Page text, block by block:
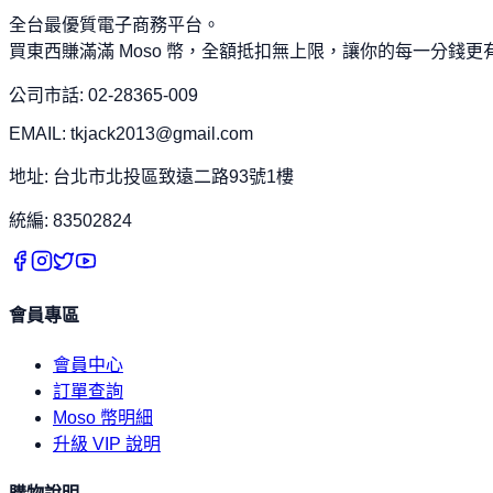
全台最優質電子商務平台。
買東西賺滿滿 Moso 幣，全額抵扣無上限，讓你的每一分錢更
公司市話: 02-28365-009
EMAIL: tkjack2013@gmail.com
地址: 台北市北投區致遠二路93號1樓
統編: 83502824
會員專區
會員中心
訂單查詢
Moso 幣明細
升級 VIP 說明